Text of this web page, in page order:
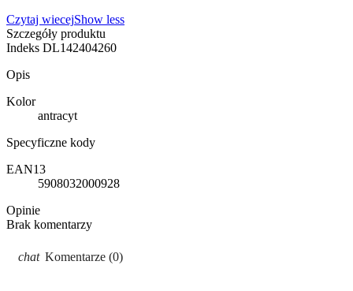
Czytaj wiecejShow less
Szczegóły produktu
Indeks DL142404260
Opis
Kolor
antracyt
Specyficzne kody
EAN13
5908032000928
Opinie
Brak komentarzy
Komentarze (0)